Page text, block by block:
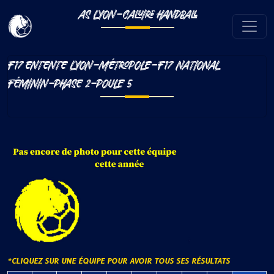
AS LYON-CALUIRE HANDBALL
F17 ENTENTE LYON-MÉTROPOLE-F17 NATIONAL
FÉMININ-PHASE 2-POULE 5
*CLIQUEZ SUR UNE ÉQUIPE POUR AVOIR TOUS SES RÉSULTATS